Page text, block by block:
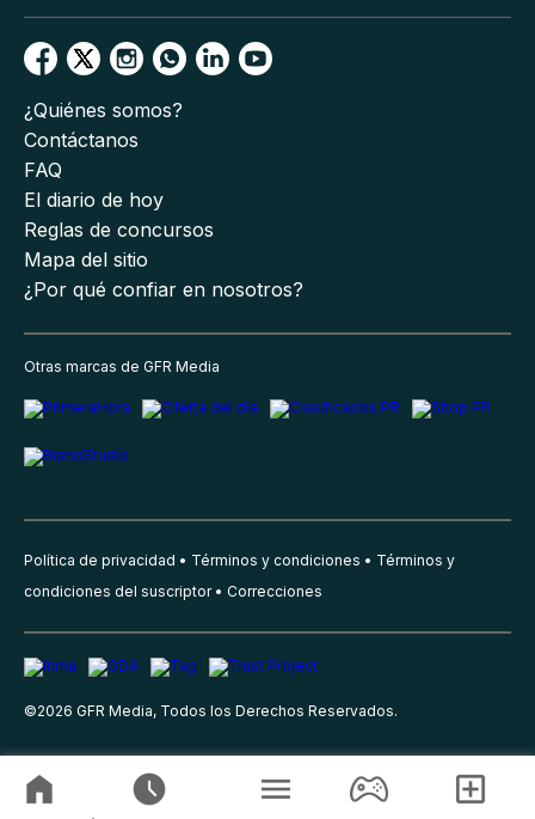
¿Quiénes somos?
Contáctanos
FAQ
El diario de hoy
Reglas de concursos
Mapa del sitio
¿Por qué confiar en nosotros?
Otras marcas de GFR Media
Política de privacidad Términos y condiciones
Términos y
condiciones del suscriptor
Correcciones
©2026 GFR Media, Todos los Derechos Reservados.